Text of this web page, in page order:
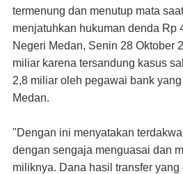
termenung dan menutup mata
menjatuhkan hukuman denda Rp
Negeri Medan, Senin 28 Oktober
miliar karena tersandung kasus
2,8 miliar oleh pegawai bank
Medan.
"Dengan ini menyatakan
dengan sengaja menguasai dan
miliknya. Dana hasil transfer